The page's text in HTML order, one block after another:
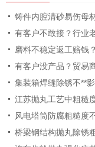
铸件内腔清砂易伤母材
有客户不敢接？行业
磨料不稳定返工赔钱
有客户没产品？贸
集装箱焊缝除锈不**
江苏抛丸工艺中粗糙度
风电塔筒防腐粗糙度
桥梁钢结构抛丸除锈